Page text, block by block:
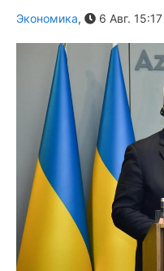
Экономика, 6 Авг. 15:17